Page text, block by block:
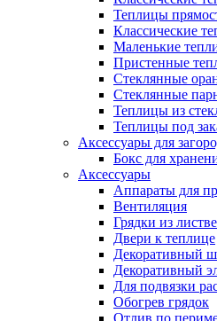
Теплицы
Классические
Маленькие
Пристенные
Стеклянные
Стеклянные
Теплицы из
Теплицы под
Аксессуары для
Бокс для
Аксессуары
Аппараты для
Вентиляция
Грядки из
Двери к теплице
Декоративный
Декоративный
Для подвязки
Обогрев грядок
Отлив по